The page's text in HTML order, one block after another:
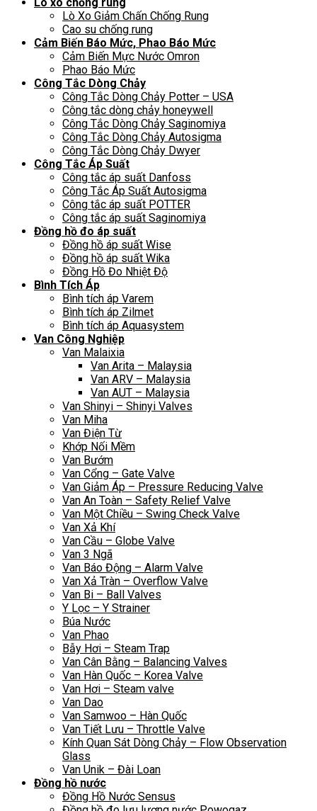
Lò Xo Giảm Chấn Chống Rung
Cao su chống rung
Cảm Biến Báo Mức, Phao Báo Mức
Cảm Biến Mực Nước Omron
Phao Báo Mức
Công Tắc Dòng Chảy
Công Tắc Dòng Chảy Potter – USA
Công tắc dòng chảy honeywell
Công Tắc Dòng Chảy Saginomiya
Công Tắc Dòng Chảy Autosigma
Công Tắc Dòng Chảy Dwyer
Công Tắc Áp Suất
Công tắc áp suất Danfoss
Công Tắc Áp Suất Autosigma
Công tắc áp suất POTTER
Công tắc áp suất Saginomiya
Đồng hồ đo áp suất
Đồng hồ áp suất Wise
Đồng hồ áp suất Wika
Đồng Hồ Đo Nhiệt Độ
Bình Tích Áp
Bình tích áp Varem
Bình tích áp Zilmet
Bình tích áp Aquasystem
Van Công Nghiệp
Van Malaixia
Van Arita – Malaysia
Van ARV – Malaysia
Van AUT – Malaysia
Van Shinyi – Shinyi Valves
Van Miha
Van Điện Từ
Khớp Nối Mềm
Van Bướm
Van Cổng – Gate Valve
Van Giảm Áp – Pressure Reducing Valve
Van An Toàn – Safety Relief Valve
Van Một Chiều – Swing Check Valve
Van Xả Khí
Van Cầu – Globe Valve
Van 3 Ngã
Van Báo Động – Alarm Valve
Van Xả Tràn – Overflow Valve
Van Bi – Ball Valves
Y Lọc – Y Strainer
Búa Nước
Van Phao
Bẫy Hơi – Steam Trap
Van Cân Bằng – Balancing Valves
Van Hàn Quốc – Korea Valve
Van Hơi – Steam valve
Van Dao
Van Samwoo – Hàn Quốc
Van Tiết Lưu – Throttle Valve
Kính Quan Sát Dòng Chảy – Flow Observation
Glass
Van Unik – Đài Loan
Đồng hồ nước
Đồng Hồ Nước Sensus